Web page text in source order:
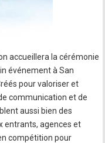
accueillera la cérémonie
événement à San
pour valoriser et
communication et de
aussi bien des
entrants, agences et
compétition pour